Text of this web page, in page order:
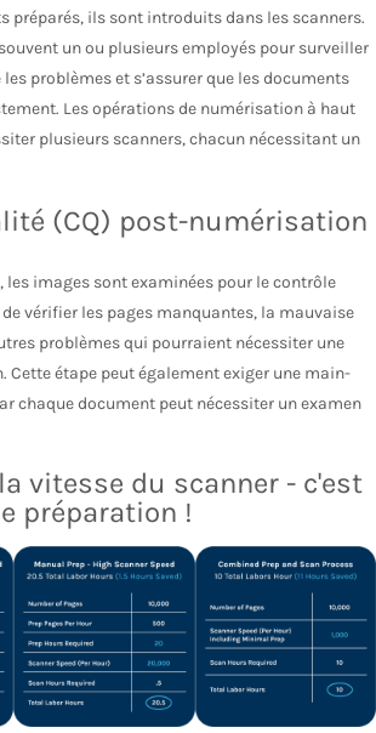
préparés, ils sont introduits dans les scanners.
un ou plusieurs employés pour surveiller
problèmes et s’assurer que les documents
Les opérations de numérisation à haut
plusieurs scanners, chacun nécessitant un
(CQ) post-numérisation
les images sont examinées pour le contrôle
vérifier les pages manquantes, la mauvaise
problèmes qui pourraient nécessiter une
Cette étape peut également exiger une main-
chaque document peut nécessiter un examen
vitesse du scanner - c'est
préparation !